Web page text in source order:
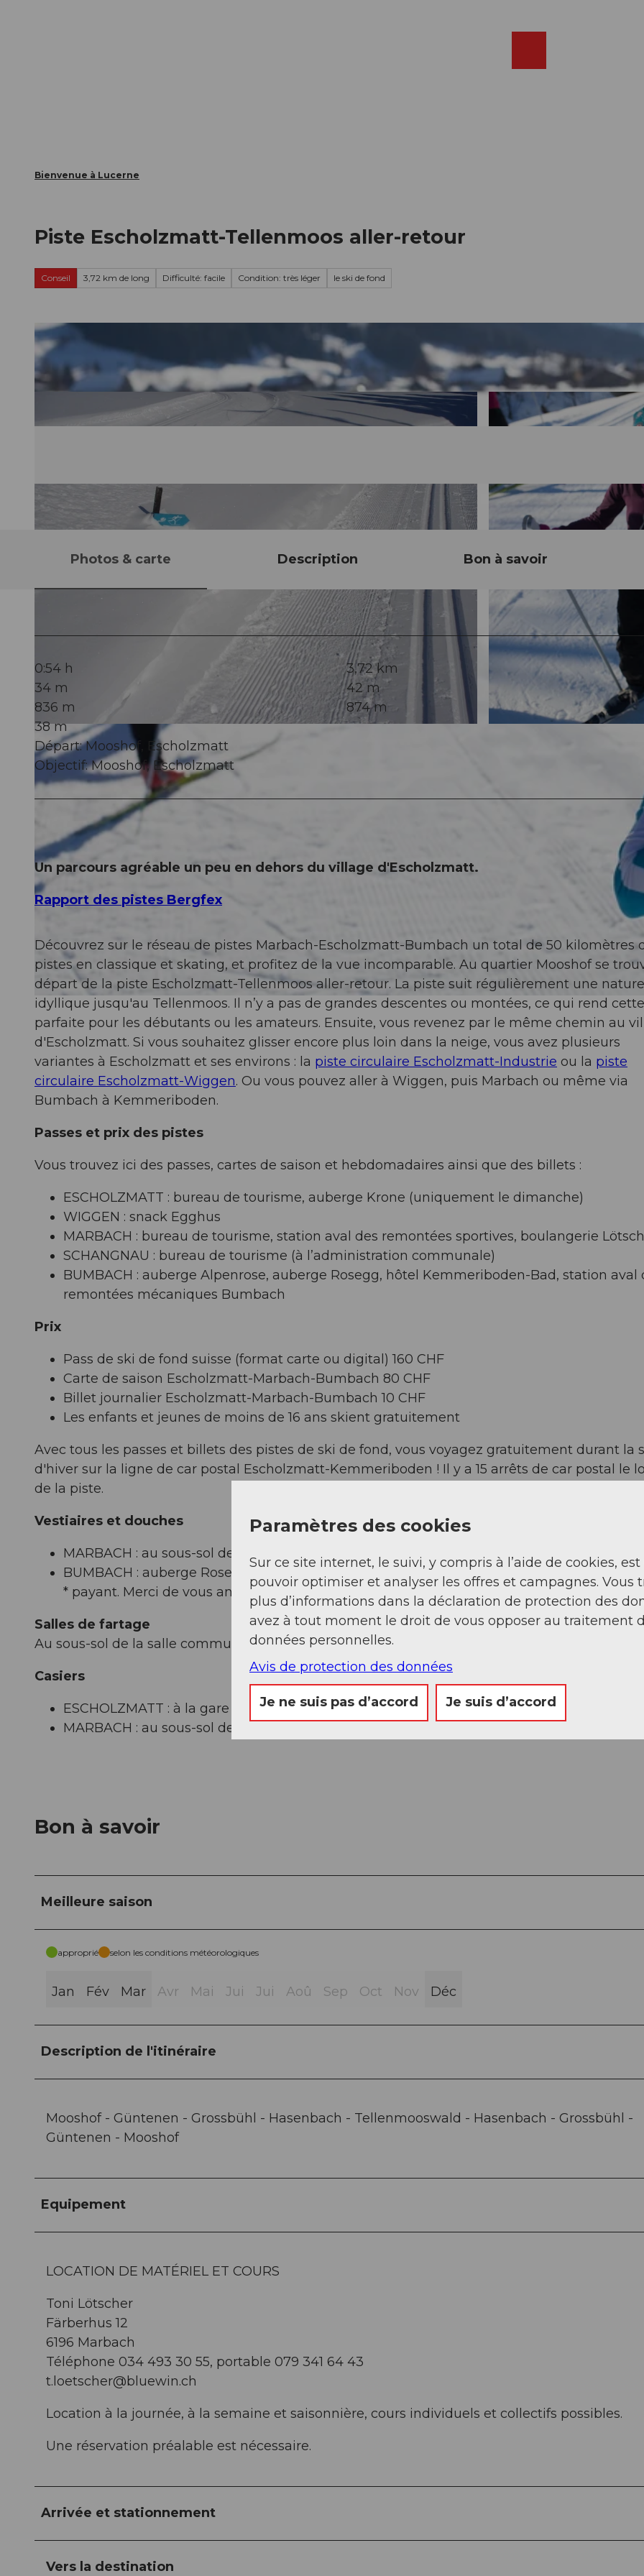
Bienvenue à Lucerne
Piste Escholzmatt-Tellenmoos aller-retour
Conseil 3,72 km de long Difficulté: facile Condition: très léger le ski de fond
© Maurin Bisig, UNESCO Biosphäre Entlebuch
© UNESCO Biosphäre Entlebuch
Photos & carte Description Bon à savoir
0:54 h
3,72 km
34 m
42 m
836 m
874 m
38 m
Départ: Mooshof, Escholzmatt
Objectif: Mooshof, Escholzmatt
Un parcours agréable un peu en dehors du village d'Escholzmatt.
Rapport des pistes Bergfex
Découvrez sur le réseau de pistes Marbach-Escholzmatt-Bumbach un total de 50 kilomètres
pistes en classique et skating, et profitez de la vue incomparable. Au quartier Mooshof se
départ de la piste Escholzmatt-Tellenmoos aller-retour. La piste suit régulièrement une nature
idyllique jusqu'au Tellenmoos. Il n’y a pas de grandes descentes ou montées, ce qui rend
parfaite pour les débutants ou les amateurs. Ensuite, vous revenez par le même chemin au
d'Escholzmatt. Si vous souhaitez glisser encore plus loin dans la neige, vous avez plusieurs
variantes à Escholzmatt et ses environs : la piste circulaire Escholzmatt-Industrie ou la piste
circulaire Escholzmatt-Wiggen. Ou vous pouvez aller à Wiggen, puis Marbach ou même via
Bumbach à Kemmeriboden.
Passes et prix des pistes
Vous trouvez ici des passes, cartes de saison et hebdomadaires ainsi que des billets :
ESCHOLZMATT : bureau de tourisme, auberge Krone (uniquement le dimanche)
WIGGEN : snack Egghus
MARBACH : bureau de tourisme, station aval des remontées sportives, boulangerie
SCHANGNAU : bureau de tourisme (à l’administration communale)
BUMBACH : auberge Alpenrose, auberge Rosegg, hôtel Kemmeriboden-Bad, station aval
remontées mécaniques Bumbach
Prix
Pass de ski de fond suisse (format carte ou digital) 160 CHF
Carte de saison Escholzmatt-Marbach-Bumbach 80 CHF
Billet journalier Escholzmatt-Marbach-Bumbach 10 CHF
Les enfants et jeunes de moins de 16 ans skient gratuitement
Avec tous les passes et billets des pistes de ski de fond, vous voyagez gratuitement durant la
d'hiver sur la ligne de car postal Escholzmatt-Kemmeriboden ! Il y a 15 arrêts de car postal le
de la piste.
Vestiaires et douches
MARBACH : au sous-sol de la salle communale de Marbach, hôtel Sporting*
BUMBACH : auberge Rosegg*, hôtel Kemmeriboden-Bad*
* payant. Merci de vous annoncer à la réception
Salles de fartage
Au sous-sol de la salle communale de Marbach.
Casiers
ESCHOLZMATT : à la gare
MARBACH : au sous-sol de la salle communale
Bon à savoir
Meilleure saison
approprié selon les conditions météorologiques
Jan Fév Mar Avr Mai Jui Jui Aoû Sep Oct Nov Déc
Description de l'itinéraire
Mooshof - Güntenen - Grossbühl - Hasenbach - Tellenmooswald - Hasenbach - Grossbühl -
Güntenen - Mooshof
Equipement
LOCATION DE MATÉRIEL ET COURS
Toni Lötscher
Färberhus 12
6196 Marbach
Téléphone 034 493 30 55, portable 079 341 64 43
t.loetscher@bluewin.ch
Location à la journée, à la semaine et saisonnière, cours individuels et collectifs possibles.
Une réservation préalable est nécessaire.
Arrivée et stationnement
Vers la destination
Paramètres des cookies
Sur ce site internet, le suivi, y compris à l’aide de cookies,
pouvoir optimiser et analyser les offres et campagnes. Vous
plus d’informations dans la déclaration de protection des
avez à tout moment le droit de vous opposer au traitement
données personnelles.
Avis de protection des données
Je ne suis pas d’accord Je suis d’accord